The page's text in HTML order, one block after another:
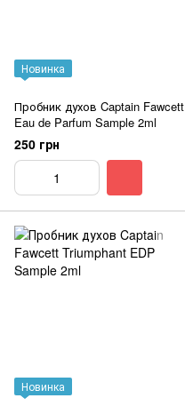
Новинка
Пробник духов Captain Fawcett
Eau de Parfum Sample 2ml
250 грн
Новинка